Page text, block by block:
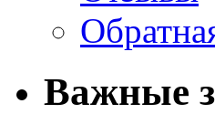
Важные